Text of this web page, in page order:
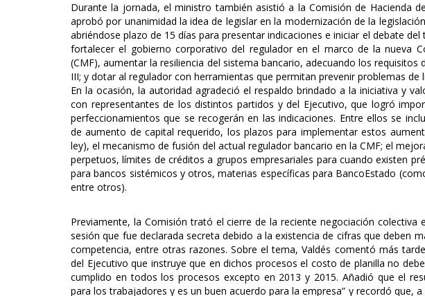
Durante la jornada, el ministro también asistió a la Comisión de Hacienda
aprobó por unanimidad la idea de legislar en la modernización de la
abriéndose plazo de 15 días para presentar indicaciones e iniciar el debate
fortalecer el gobierno corporativo del regulador en el marco de la nueva
(CMF), aumentar la resiliencia del sistema bancario, adecuando los requisitos
III; y dotar al regulador con herramientas que permitan prevenir problemas de
En la ocasión, la autoridad agradeció el respaldo brindado a la iniciativa y
con representantes de los distintos partidos y del Ejecutivo, que logró
perfeccionamientos que se recogerán en las indicaciones. Entre ellos se
de aumento de capital requerido, los plazos para implementar estos
ley), el mecanismo de fusión del actual regulador bancario en la CMF; el
perpetuos, límites de créditos a grupos empresariales para cuando existen
para bancos sistémicos y otros, materias específicas para BancoEstado
entre otros).
Previamente, la Comisión trató el cierre de la reciente negociación colectiva
sesión que fue declarada secreta debido a la existencia de cifras que deben
competencia, entre otras razones. Sobre el tema, Valdés comentó más
del Ejecutivo que instruye que en dichos procesos el costo de planilla no
cumplido en todos los procesos excepto en 2013 y 2015. Añadió que el
para los trabajadores y es un buen acuerdo para la empresa” y recordó que,